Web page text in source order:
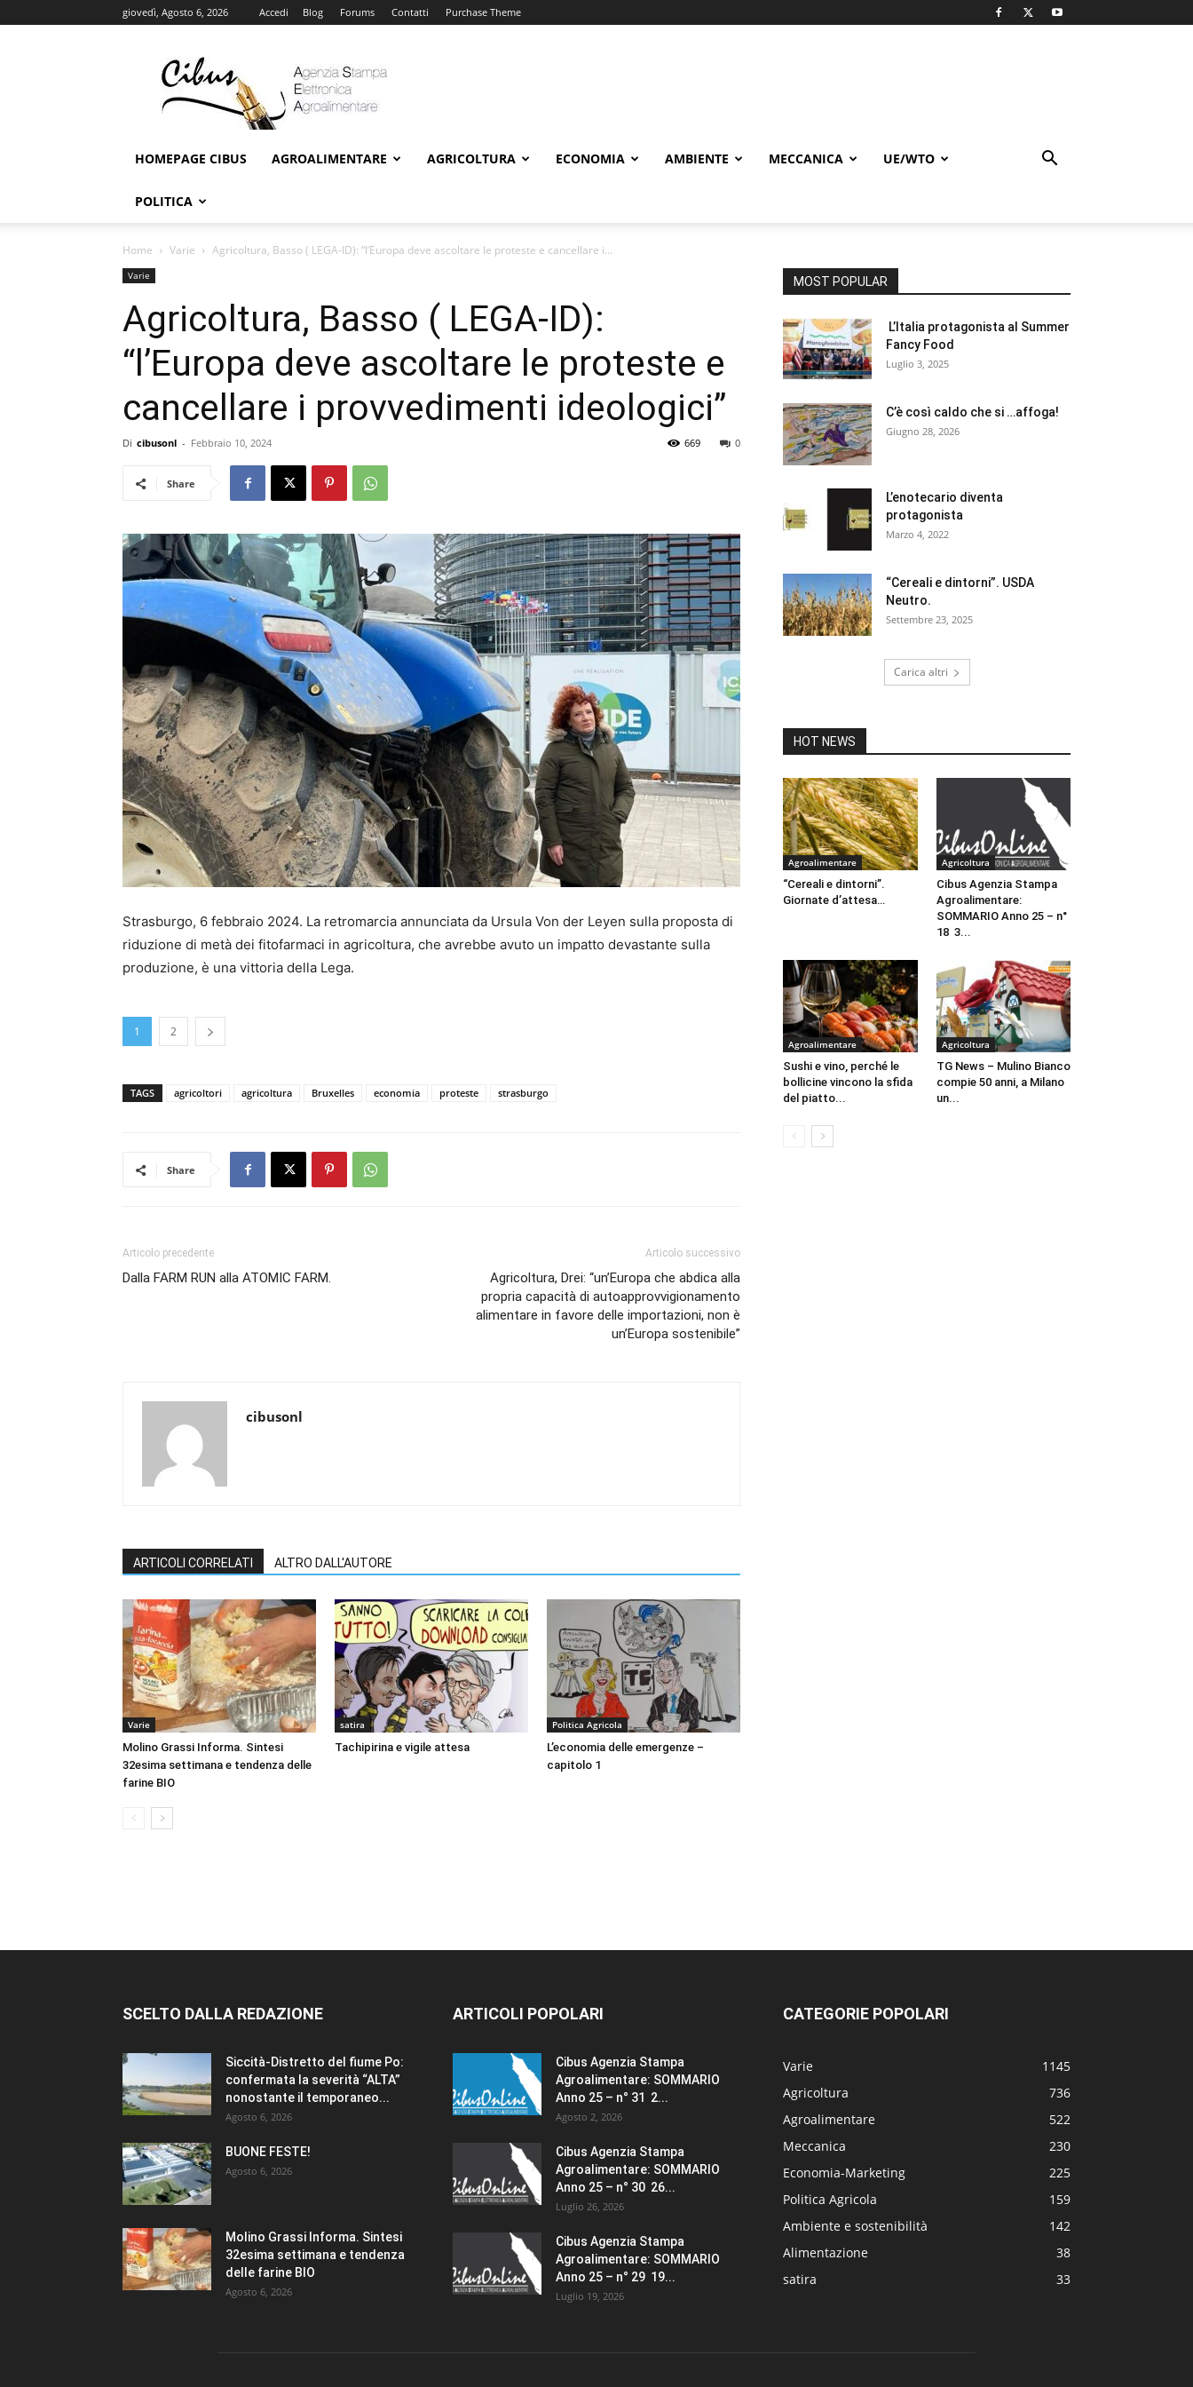
giovedì, Agosto 6, 2026 Accedi Blog Forums Contatti Purchase Theme
Online
HOMEPAGE CIBUS AGROALIMENTARE AGRICOLTURA ECONOMIA AMBIENTE MECCANICA UE/WTO
POLITICA
Home Varie Agricoltura, Basso ( LEGA-ID): “l’Europa deve ascoltare le proteste e cancellare i...
Varie
Agricoltura, Basso ( LEGA-ID):
“l’Europa deve ascoltare le proteste e
cancellare i provvedimenti ideologici”
Di cibusonl - Febbraio 10, 2024 0
669
Share
Strasburgo, 6 febbraio 2024. La retromarcia annunciata da Ursula Von der Leyen sulla proposta di
riduzione di metà dei fitofarmaci in agricoltura, che avrebbe avuto un impatto devastante sulla
produzione, è una vittoria della Lega.
1 2
TAGS agricoltori agricoltura Bruxelles economia proteste strasburgo
Share
Articolo precedente
Dalla FARM RUN alla ATOMIC FARM.
Articolo successivo
Agricoltura, Drei: “un’Europa che abdica alla
propria capacità di autoapprovvigionamento
alimentare in favore delle importazioni, non è
un’Europa sostenibile”
cibusonl
ARTICOLI CORRELATI ALTRO DALL'AUTORE
Varie
Molino Grassi Informa. Sintesi
32esima settimana e tendenza delle
farine BIO
satira
Tachipirina e vigile attesa
Politica Agricola
L’economia delle emergenze –
capitolo 1
MOST POPULAR
L’Italia protagonista al Summer
Fancy Food
Luglio 3, 2025
C’è così caldo che si …affoga!
Giugno 28, 2026
L’enotecario diventa
protagonista
Marzo 4, 2022
“Cereali e dintorni”. USDA
Neutro.
Settembre 23, 2025
Carica altri
HOT NEWS
Agroalimentare
“Cereali e dintorni”.
Giornate d’attesa…
Agricoltura
Cibus Agenzia Stampa
Agroalimentare:
SOMMARIO Anno 25 – n°
18 3...
Agroalimentare
Sushi e vino, perché le
bollicine vincono la sfida
del piatto...
Agricoltura
TG News – Mulino Bianco
compie 50 anni, a Milano
un...
SCELTO DALLA REDAZIONE
Siccità-Distretto del fiume Po:
confermata la severità “ALTA”
nonostante il temporaneo...
Agosto 6, 2026
BUONE FESTE!
Agosto 6, 2026
Molino Grassi Informa. Sintesi
32esima settimana e tendenza
delle farine BIO
Agosto 6, 2026
ARTICOLI POPOLARI
Cibus Agenzia Stampa
Agroalimentare: SOMMARIO
Anno 25 – n° 31 2...
Agosto 2, 2026
Cibus Agenzia Stampa
Agroalimentare: SOMMARIO
Anno 25 – n° 30 26...
Luglio 26, 2026
Cibus Agenzia Stampa
Agroalimentare: SOMMARIO
Anno 25 – n° 29 19...
Luglio 19, 2026
CATEGORIE POPOLARI
Varie
1145
Agricoltura
736
Agroalimentare
522
Meccanica
230
Economia-Marketing
225
Politica Agricola
159
Ambiente e sostenibilità
142
Alimentazione
38
satira
33